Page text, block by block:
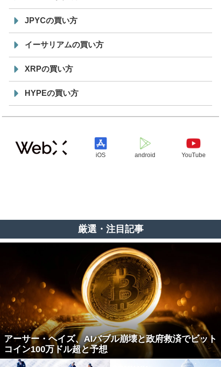
JPYCの買い方
イーサリアムの買い方
XRPの買い方
HYPEの買い方
iOS android YouTube
厳選・注目記事
アーサー・ヘイズ、AIバブル崩壊と政府救済でビット
コイン100万ドル超と予想